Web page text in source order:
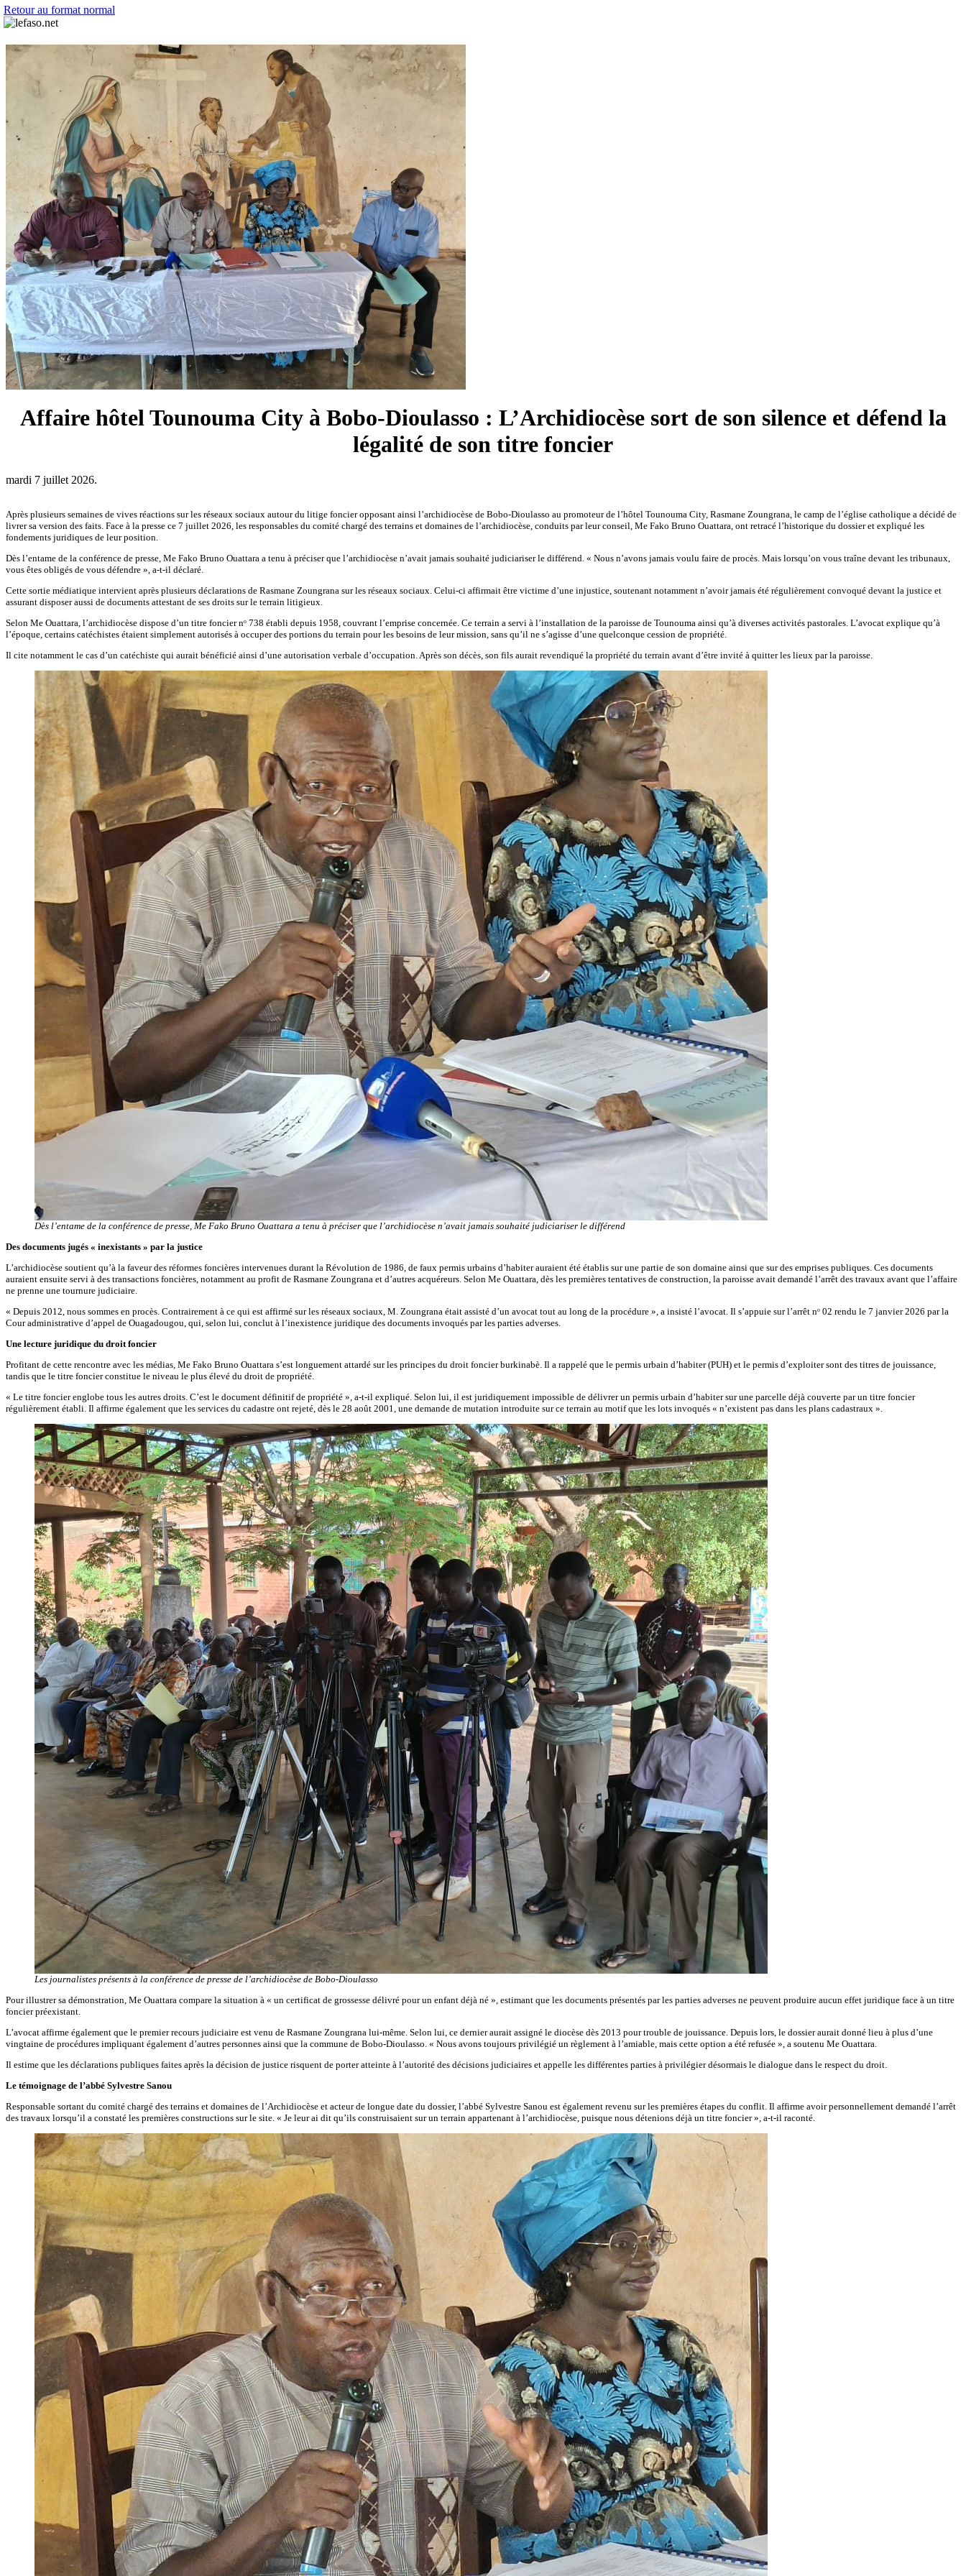
Retour au format normal
Affaire hôtel Tounouma City à Bobo-Dioulasso : L’Archidiocèse sort de son silence et défend la
légalité de son titre foncier
mardi 7 juillet 2026.
Après plusieurs semaines de vives réactions sur les réseaux sociaux autour du litige foncier opposant ainsi l’archidiocèse de Bobo-Dioulasso au promoteur de l’hôtel Tounouma City, Rasmane Zoungrana, le camp de l’église catholique a décidé de
livrer sa version des faits. Face à la presse ce 7 juillet 2026, les responsables du comité chargé des terrains et domaines de l’archidiocèse, conduits par leur conseil, Me Fako Bruno Ouattara, ont retracé l’historique du dossier et expliqué les
fondements juridiques de leur position.
Dès l’entame de la conférence de presse, Me Fako Bruno Ouattara a tenu à préciser que l’archidiocèse n’avait jamais souhaité judiciariser le différend. « Nous n’avons jamais voulu faire de procès. Mais lorsqu’on vous traîne devant les tribunaux,
vous êtes obligés de vous défendre », a-t-il déclaré.
Cette sortie médiatique intervient après plusieurs déclarations de Rasmane Zoungrana sur les réseaux sociaux. Celui-ci affirmait être victime d’une injustice, soutenant notamment n’avoir jamais été régulièrement convoqué devant la justice et
assurant disposer aussi de documents attestant de ses droits sur le terrain litigieux.
Selon Me Ouattara, l’archidiocèse dispose d’un titre foncier nᵒ 738 établi depuis 1958, couvrant l’emprise concernée. Ce terrain a servi à l’installation de la paroisse de Tounouma ainsi qu’à diverses activités pastorales. L’avocat explique qu’à
l’époque, certains catéchistes étaient simplement autorisés à occuper des portions du terrain pour les besoins de leur mission, sans qu’il ne s’agisse d’une quelconque cession de propriété.
Il cite notamment le cas d’un catéchiste qui aurait bénéficié ainsi d’une autorisation verbale d’occupation. Après son décès, son fils aurait revendiqué la propriété du terrain avant d’être invité à quitter les lieux par la paroisse.
Dès l’entame de la conférence de presse, Me Fako Bruno Ouattara a tenu à préciser que l’archidiocèse n’avait jamais souhaité judiciariser le différend
Des documents jugés « inexistants » par la justice
L’archidiocèse soutient qu’à la faveur des réformes foncières intervenues durant la Révolution de 1986, de faux permis urbains d’habiter auraient été établis sur une partie de son domaine ainsi que sur des emprises publiques. Ces documents
auraient ensuite servi à des transactions foncières, notamment au profit de Rasmane Zoungrana et d’autres acquéreurs. Selon Me Ouattara, dès les premières tentatives de construction, la paroisse avait demandé l’arrêt des travaux avant que l’affaire
ne prenne une tournure judiciaire.
« Depuis 2012, nous sommes en procès. Contrairement à ce qui est affirmé sur les réseaux sociaux, M. Zoungrana était assisté d’un avocat tout au long de la procédure », a insisté l’avocat. Il s’appuie sur l’arrêt nᵒ 02 rendu le 7 janvier 2026 par la
Cour administrative d’appel de Ouagadougou, qui, selon lui, conclut à l’inexistence juridique des documents invoqués par les parties adverses.
Une lecture juridique du droit foncier
Profitant de cette rencontre avec les médias, Me Fako Bruno Ouattara s’est longuement attardé sur les principes du droit foncier burkinabè. Il a rappelé que le permis urbain d’habiter (PUH) et le permis d’exploiter sont des titres de jouissance,
tandis que le titre foncier constitue le niveau le plus élevé du droit de propriété.
« Le titre foncier englobe tous les autres droits. C’est le document définitif de propriété », a-t-il expliqué. Selon lui, il est juridiquement impossible de délivrer un permis urbain d’habiter sur une parcelle déjà couverte par un titre foncier
régulièrement établi. Il affirme également que les services du cadastre ont rejeté, dès le 28 août 2001, une demande de mutation introduite sur ce terrain au motif que les lots invoqués « n’existent pas dans les plans cadastraux ».
Les journalistes présents à la conférence de presse de l’archidiocèse de Bobo-Dioulasso
Pour illustrer sa démonstration, Me Ouattara compare la situation à « un certificat de grossesse délivré pour un enfant déjà né », estimant que les documents présentés par les parties adverses ne peuvent produire aucun effet juridique face à un titre
foncier préexistant.
L’avocat affirme également que le premier recours judiciaire est venu de Rasmane Zoungrana lui-même. Selon lui, ce dernier aurait assigné le diocèse dès 2013 pour trouble de jouissance. Depuis lors, le dossier aurait donné lieu à plus d’une
vingtaine de procédures impliquant également d’autres personnes ainsi que la commune de Bobo-Dioulasso. « Nous avons toujours privilégié un règlement à l’amiable, mais cette option a été refusée », a soutenu Me Ouattara.
Il estime que les déclarations publiques faites après la décision de justice risquent de porter atteinte à l’autorité des décisions judiciaires et appelle les différentes parties à privilégier désormais le dialogue dans le respect du droit.
Le témoignage de l’abbé Sylvestre Sanou
Responsable sortant du comité chargé des terrains et domaines de l’Archidiocèse et acteur de longue date du dossier, l’abbé Sylvestre Sanou est également revenu sur les premières étapes du conflit. Il affirme avoir personnellement demandé l’arrêt
des travaux lorsqu’il a constaté les premières constructions sur le site. « Je leur ai dit qu’ils construisaient sur un terrain appartenant à l’archidiocèse, puisque nous détenions déjà un titre foncier », a-t-il raconté.